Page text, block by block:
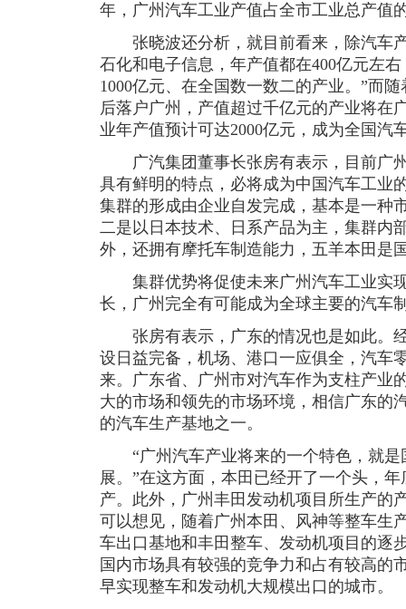
年，广州汽车工业产值占全市工业总产值
张晓波还分析，就目前看来，除汽车
石化和电子信息，年产值都在400亿元左
1000亿元、在全国数一数二的产业。”而
后落户广州，产值超过千亿元的产业将在
业年产值预计可达2000亿元，成为全国汽
广汽集团董事长张房有表示，目前广
具有鲜明的特点，必将成为中国汽车工业
集群的形成由企业自发完成，基本是一种
二是以日本技术、日系产品为主，集群内
外，还拥有摩托车制造能力，五羊本田是
集群优势将促使未来广州汽车工业实
长，广州完全有可能成为全球主要的汽车
张房有表示，广东的情况也是如此。
设日益完备，机场、港口一应俱全，汽车
来。广东省、广州市对汽车作为支柱产业
大的市场和领先的市场环境，相信广东的
的汽车生产基地之一。
“广州汽车产业将来的一个特色，就是
展。”在这方面，本田已经开了一个头，
产。此外，广州丰田发动机项目所生产的
可以想见，随着广州本田、风神等整车生
车出口基地和丰田整车、发动机项目的逐
国内市场具有较强的竞争力和占有较高的
早实现整车和发动机大规模出口的城市。